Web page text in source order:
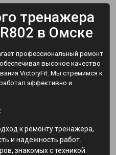
тренажера
в Омске
профессиональный ремонт
высокое качество
VictoryFit. Мы стремимся к
эффективно и
к ремонту тренажера,
и надежность работ.
знакомых с техникой.